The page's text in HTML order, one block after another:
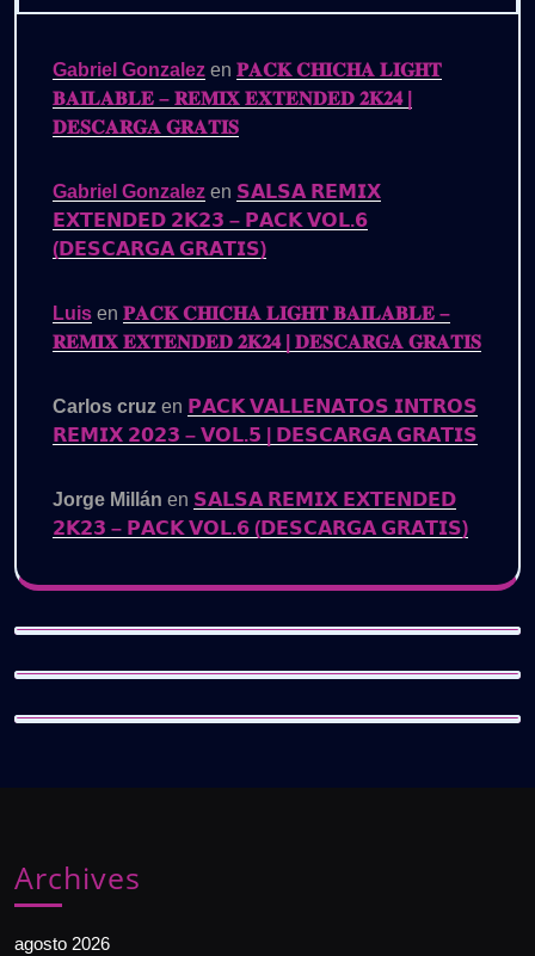
Gabriel Gonzalez en 𝐏𝐀𝐂𝐊 𝐂𝐇𝐈𝐂𝐇𝐀 𝐋𝐈𝐆𝐇𝐓
𝐁𝐀𝐈𝐋𝐀𝐁𝐋𝐄 – 𝐑𝐄𝐌𝐈𝐗 𝐄𝐗𝐓𝐄𝐍𝐃𝐄𝐃 𝟐𝐊𝟐𝟒 |
𝐃𝐄𝐒𝐂𝐀𝐑𝐆𝐀 𝐆𝐑𝐀𝐓𝐈𝐒
Gabriel Gonzalez en 𝗦𝗔𝗟𝗦𝗔 𝗥𝗘𝗠𝗜𝗫
𝗘𝗫𝗧𝗘𝗡𝗗𝗘𝗗 𝟮𝗞𝟮𝟯 – 𝗣𝗔𝗖𝗞 𝗩𝗢𝗟.𝟲
(𝗗𝗘𝗦𝗖𝗔𝗥𝗚𝗔 𝗚𝗥𝗔𝗧𝗜𝗦)
Luis en 𝐏𝐀𝐂𝐊 𝐂𝐇𝐈𝐂𝐇𝐀 𝐋𝐈𝐆𝐇𝐓 𝐁𝐀𝐈𝐋𝐀𝐁𝐋𝐄 –
𝐑𝐄𝐌𝐈𝐗 𝐄𝐗𝐓𝐄𝐍𝐃𝐄𝐃 𝟐𝐊𝟐𝟒 | 𝐃𝐄𝐒𝐂𝐀𝐑𝐆𝐀 𝐆𝐑𝐀𝐓𝐈𝐒
Carlos cruz en 𝗣𝗔𝗖𝗞 𝗩𝗔𝗟𝗟𝗘𝗡𝗔𝗧𝗢𝗦 𝗜𝗡𝗧𝗥𝗢𝗦
𝗥𝗘𝗠𝗜𝗫 𝟮𝟬𝟮𝟯 – 𝗩𝗢𝗟.𝟱 | 𝗗𝗘𝗦𝗖𝗔𝗥𝗚𝗔 𝗚𝗥𝗔𝗧𝗜𝗦
Jorge Millán en 𝗦𝗔𝗟𝗦𝗔 𝗥𝗘𝗠𝗜𝗫 𝗘𝗫𝗧𝗘𝗡𝗗𝗘𝗗
𝟮𝗞𝟮𝟯 – 𝗣𝗔𝗖𝗞 𝗩𝗢𝗟.𝟲 (𝗗𝗘𝗦𝗖𝗔𝗥𝗚𝗔 𝗚𝗥𝗔𝗧𝗜𝗦)
Archives
agosto 2026